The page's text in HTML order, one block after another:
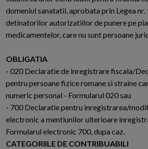
domeniul sanatatii, aprobata prin Legea
detinatorilor autorizatiilor de punere pe
medicamentelor, care nu sunt persoane
OBLIGATIA
- 020 Declaratie de inregistrare fiscala/
pentru persoane fizice romane si straine
numeric personal - Formularul 020 sau
- 700 Declaratie pentru inregistrarea/
electronic a mentiunilor ulterioare
Formularul electronic 700, dupa caz.
CATEGORIILE DE CONTRIBUABILI